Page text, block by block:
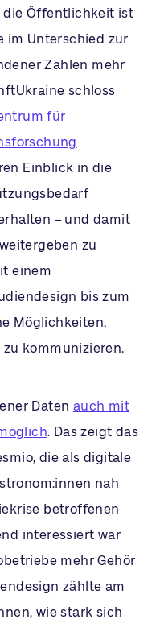
die Öffentlichkeit ist
im Unterschied zur
Zahlen mehr
schloss
für
Einblick in die
– und damit
zu
einem
bis zum
Möglichkeiten,
zu kommunizieren.
Daten auch mit
. Das zeigt das
die als digitale
nah
betroffenen
interessiert war
mehr Gehör
zählte am
wie stark sich